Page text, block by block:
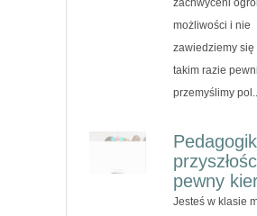
możliwości i nie
zawiedziemy się
takim razie
przemyślimy pol...
pewny
Jesteś w klasie